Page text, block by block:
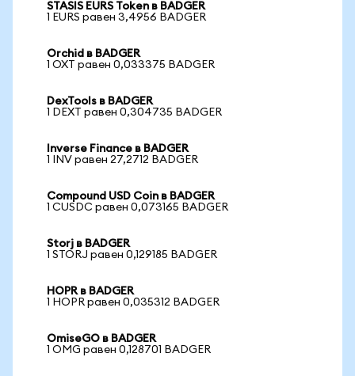
STASIS EURS Token в BADGER
1 EURS равен 3,4956 BADGER
Orchid в BADGER
1 OXT равен 0,033375 BADGER
DexTools в BADGER
1 DEXT равен 0,304735 BADGER
Inverse Finance в BADGER
1 INV равен 27,2712 BADGER
Compound USD Coin в BADGER
1 CUSDC равен 0,073165 BADGER
Storj в BADGER
1 STORJ равен 0,129185 BADGER
HOPR в BADGER
1 HOPR равен 0,035312 BADGER
OmiseGO в BADGER
1 OMG равен 0,128701 BADGER